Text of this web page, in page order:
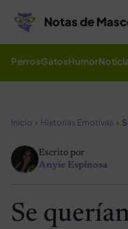
Notas de
PerrosGatosHumor
Inicio Historias Emotivas
Escrito por
Anyie Espinosa
Se